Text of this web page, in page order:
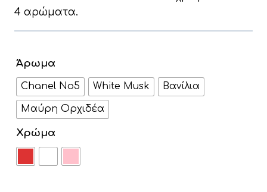
4 αρώματα.
Άρωμα
Chanel No5 White Musk Βανίλια
Μαύρη Ορχιδέα
Χρώμα